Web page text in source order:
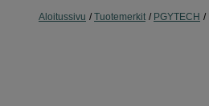
Aloitussivu Tuotemerkit PGYTECH